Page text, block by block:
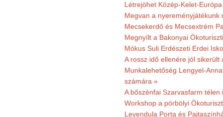
Létrejöhet Közép-Kelet-
Megvan a nyereményjátékunk
Mecsekerdő és Mecsextrém
Megnyílt a Bakonyai
Mókus Suli Erdészeti Erdei
A rossz idő ellenére jól sikerült
Munkalehetőség Lengyel-
számára »
A bőszénfai Szarvasfarm
Workshop a pörbölyi
Levendula Porta és